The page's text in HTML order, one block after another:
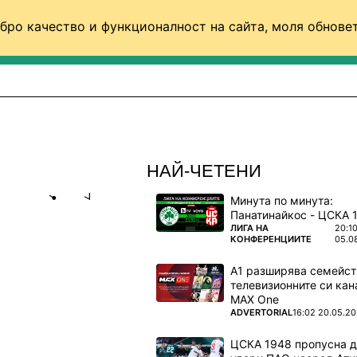
качество и функционалност на сайта, моля
НАЙ-ЧЕТЕНИ
Минута по минута:
ПОВЕЧЕ ОТ
ЛИГА НА
КОНФЕРЕНЦИИТЕ
20:10
А1 разширява
телевизионните си
MAX One
ПОВЕЧЕ ОТ
ADVERTORIAL16:02
ЦСКА 1948 пропусна